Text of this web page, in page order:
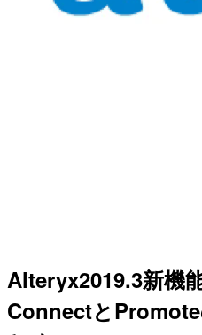
Alteryx2019.3新機
Connectと